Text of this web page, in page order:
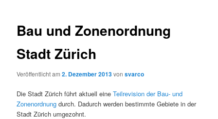
Bau und Zonenordnung
Stadt Zürich
Veröffentlicht am2. Dezember 2013vonsvarco
Die Stadt Zürich führt aktuell eineTeilrevision der Bau- und
Zonenordnung durch. Dadurch werden bestimmte Gebiete in der
Stadt Zürich umgezohnt.